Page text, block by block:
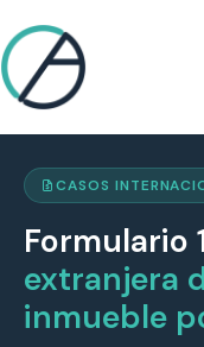
CASOS
Formulario
extranjera
inmueble